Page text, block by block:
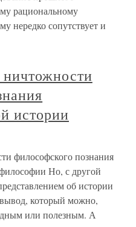
рациональному
нередко сопутствует и
ничтожности
истории
философского познания
Но, с другой
об истории
который можно,
или полезным. А